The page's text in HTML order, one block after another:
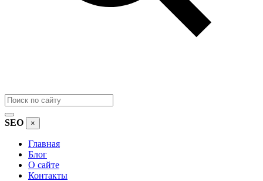
SEO ×
Главная
Блог
О сайте
Контакты